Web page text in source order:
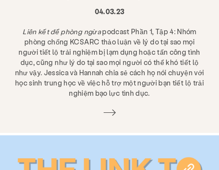
04.03.23
Liên kết để phòng ngừapodcast Phần 1, Tập 4: Nhóm
phòng chống KCSARC thảo luận về lý do tại sao mọi
người tiết lộ trải nghiệm bị lạm dụng hoặc tấn công tình
dục, cũng như lý do tại sao mọi người có thể khó tiết lộ
như vậy. Jessica và Hannah chia sẻ cách họ nói chuyện với
học sinh trung học về việc hỗ trợ một người bạn tiết lộ trải
nghiệm bạo lực tình dục.